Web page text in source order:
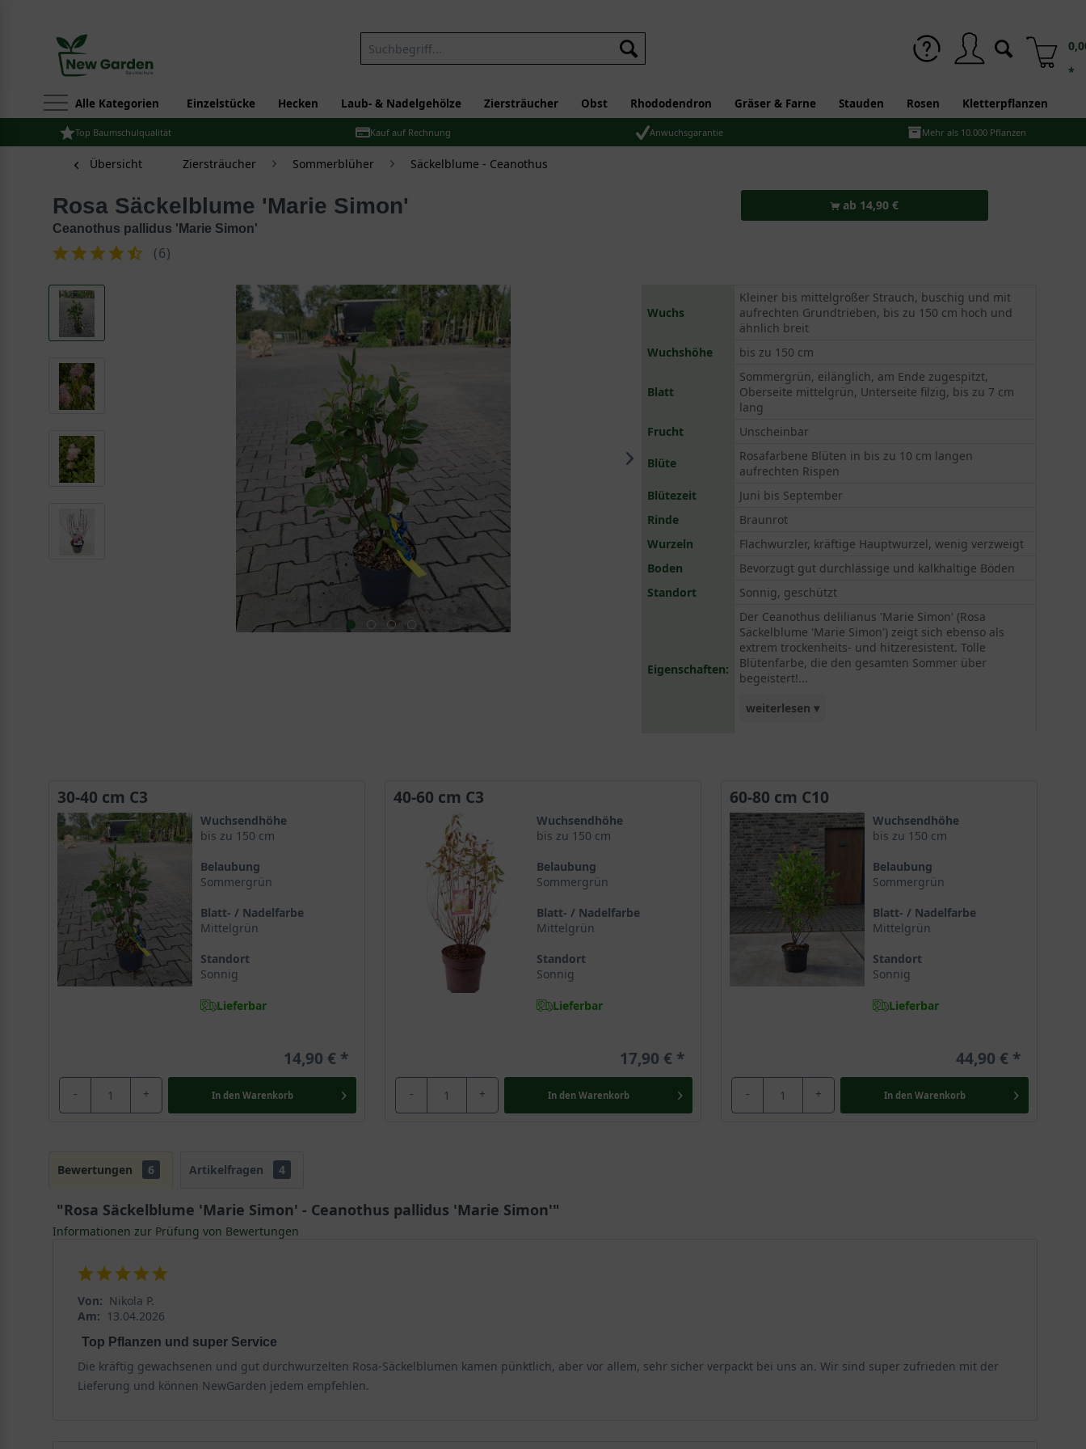
*
Alle Kategorien Einzelstücke Hecken Laub- & Nadelgehölze Ziersträucher Obst Rhododendron Gräser & Farne Stauden Rosen Kletterpflanzen
Top Baumschulqualität Kauf auf Rechnung Anwuchsgarantie Mehr als 10.000 Pflanzen
Übersicht Ziersträucher Sommerblüher Säckelblume - Ceanothus
Rosa Säckelblume 'Marie Simon'
Ceanothus pallidus 'Marie Simon'
(6)
ab 14,90 €
Wuchs
Kleiner bis mittelgroßer Strauch, buschig und mit
aufrechten Grundtrieben, bis zu 150 cm hoch und
ähnlich breit
Wuchshöhe
bis zu 150 cm
Blatt
Sommergrün, eilänglich, am Ende zugespitzt,
Oberseite mittelgrün, Unterseite filzig, bis zu 7 cm
lang
Frucht
Unscheinbar
Blüte
Rosafarbene Blüten in bis zu 10 cm langen
aufrechten Rispen
Blütezeit
Juni bis September
Rinde
Braunrot
Wurzeln
Flachwurzler, kräftige Hauptwurzel, wenig verzweigt
Boden
Bevorzugt gut durchlässige und kalkhaltige Böden
Standort
Sonnig, geschützt
Eigenschaften:
Der Ceanothus delilianus 'Marie Simon' (Rosa
Säckelblume 'Marie Simon') zeigt sich ebenso als
extrem trockenheits- und hitzeresistent. Tolle
Blütenfarbe, die den gesamten Sommer über
begeistert!...
weiterlesen ▾
Säckelblume 'Marie Simon' ist sehr pflegeleicht.
Die Pflanze benötigt einen jährlichen Rückschnitt
für die erneute Aktivierung der Blütenbildung.
Vielseitiges Gestaltungselement!
30-40 cm C3
Wuchsendhöhe
bis zu 150 cm
Belaubung
Sommergrün
Blatt- / Nadelfarbe
Mittelgrün
Standort
Sonnig
Lieferbar
14,90 €
- + In den Warenkorb
40-60 cm C3
Wuchsendhöhe
bis zu 150 cm
Belaubung
Sommergrün
Blatt- / Nadelfarbe
Mittelgrün
Standort
Sonnig
Lieferbar
17,90 €
- + In den Warenkorb
60-80 cm C10
Wuchsendhöhe
bis zu 150 cm
Belaubung
Sommergrün
Blatt- / Nadelfarbe
Mittelgrün
Standort
Sonnig
Lieferbar
44,90 €
- + In den Warenkorb
Bewertungen 6 Artikelfragen 4
"Rosa Säckelblume 'Marie Simon' - Ceanothus pallidus 'Marie Simon'"
Informationen zur Prüfung von Bewertungen
Von: Nikola P.
Am: 13.04.2026
Top Pflanzen und super Service
Die kräftig gewachsenen und gut durchwurzelten Rosa-Säckelblumen kamen pünktlich, aber vor allem, sehr sicher verpackt bei uns an. Wir sind super zufrieden mit der
Lieferung und können NewGarden jedem empfehlen.